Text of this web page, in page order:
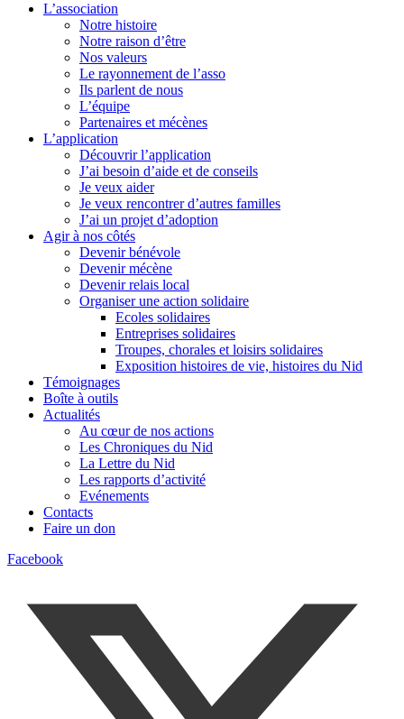
L’association
Notre histoire
Notre raison d’être
Nos valeurs
Le rayonnement de l’asso
Ils parlent de nous
L’équipe
Partenaires et mécènes
L’application
Découvrir l’application
J’ai besoin d’aide et de conseils
Je veux aider
Je veux rencontrer d’autres familles
J’ai un projet d’adoption
Agir à nos côtés
Devenir bénévole
Devenir mécène
Devenir relais local
Organiser une action solidaire
Ecoles solidaires
Entreprises solidaires
Troupes, chorales et loisirs solidaires
Exposition histoires de vie, histoires du Nid
Témoignages
Boîte à outils
Actualités
Au cœur de nos actions
Les Chroniques du Nid
La Lettre du Nid
Les rapports d’activité
Evénements
Contacts
Faire un don
Facebook